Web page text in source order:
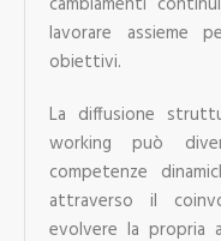
lavorare assieme
obiettivi.
La diffusione
working può
competenze
attraverso il
evolvere la propria